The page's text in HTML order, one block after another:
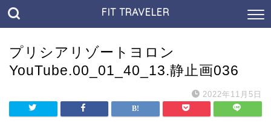
FIT TRAVELER
プリシアリゾートヨロン
YouTube.00_01_40_13.静止画036
2022年11月5日